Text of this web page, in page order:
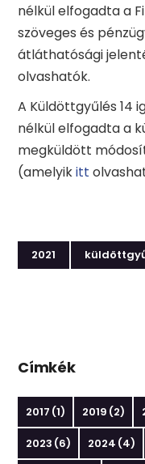
nélkül elfogadta a
szöveges és
átláthatósági
olvashatók.
A Küldöttgyűlés 14
nélkül elfogadta a
megküldött
(amelyikitt
2021
Címkék
2017 (1) 2019 (2)
2023 (6) 2024 (4)